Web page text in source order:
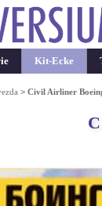
Kit-Ecke
> Civil Airliner